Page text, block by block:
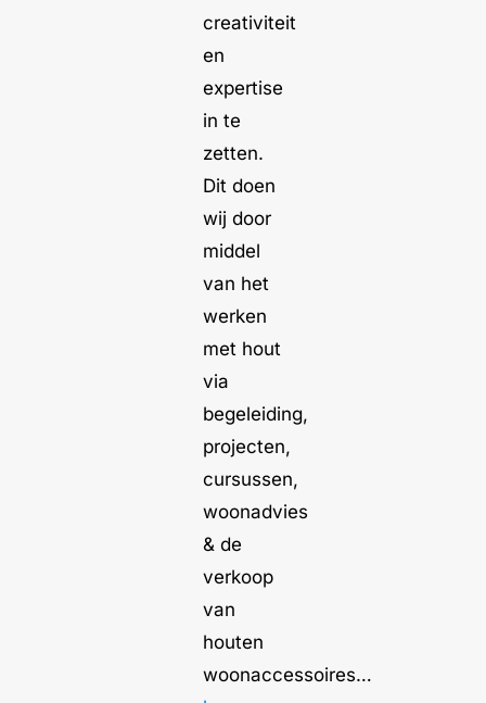
creativiteit
en
expertise
in te
zetten.
Dit doen
wij door
middel
van het
werken
met hout
via
begeleiding,
projecten,
cursussen,
woonadvies
& de
verkoop
van
houten
woonaccessoires…